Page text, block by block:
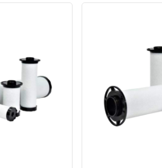
к сравнению
Добавить в избранное